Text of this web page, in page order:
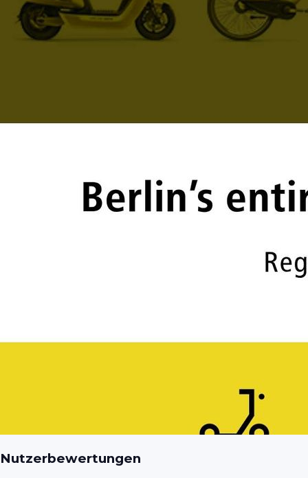
Nutzerbewertungen